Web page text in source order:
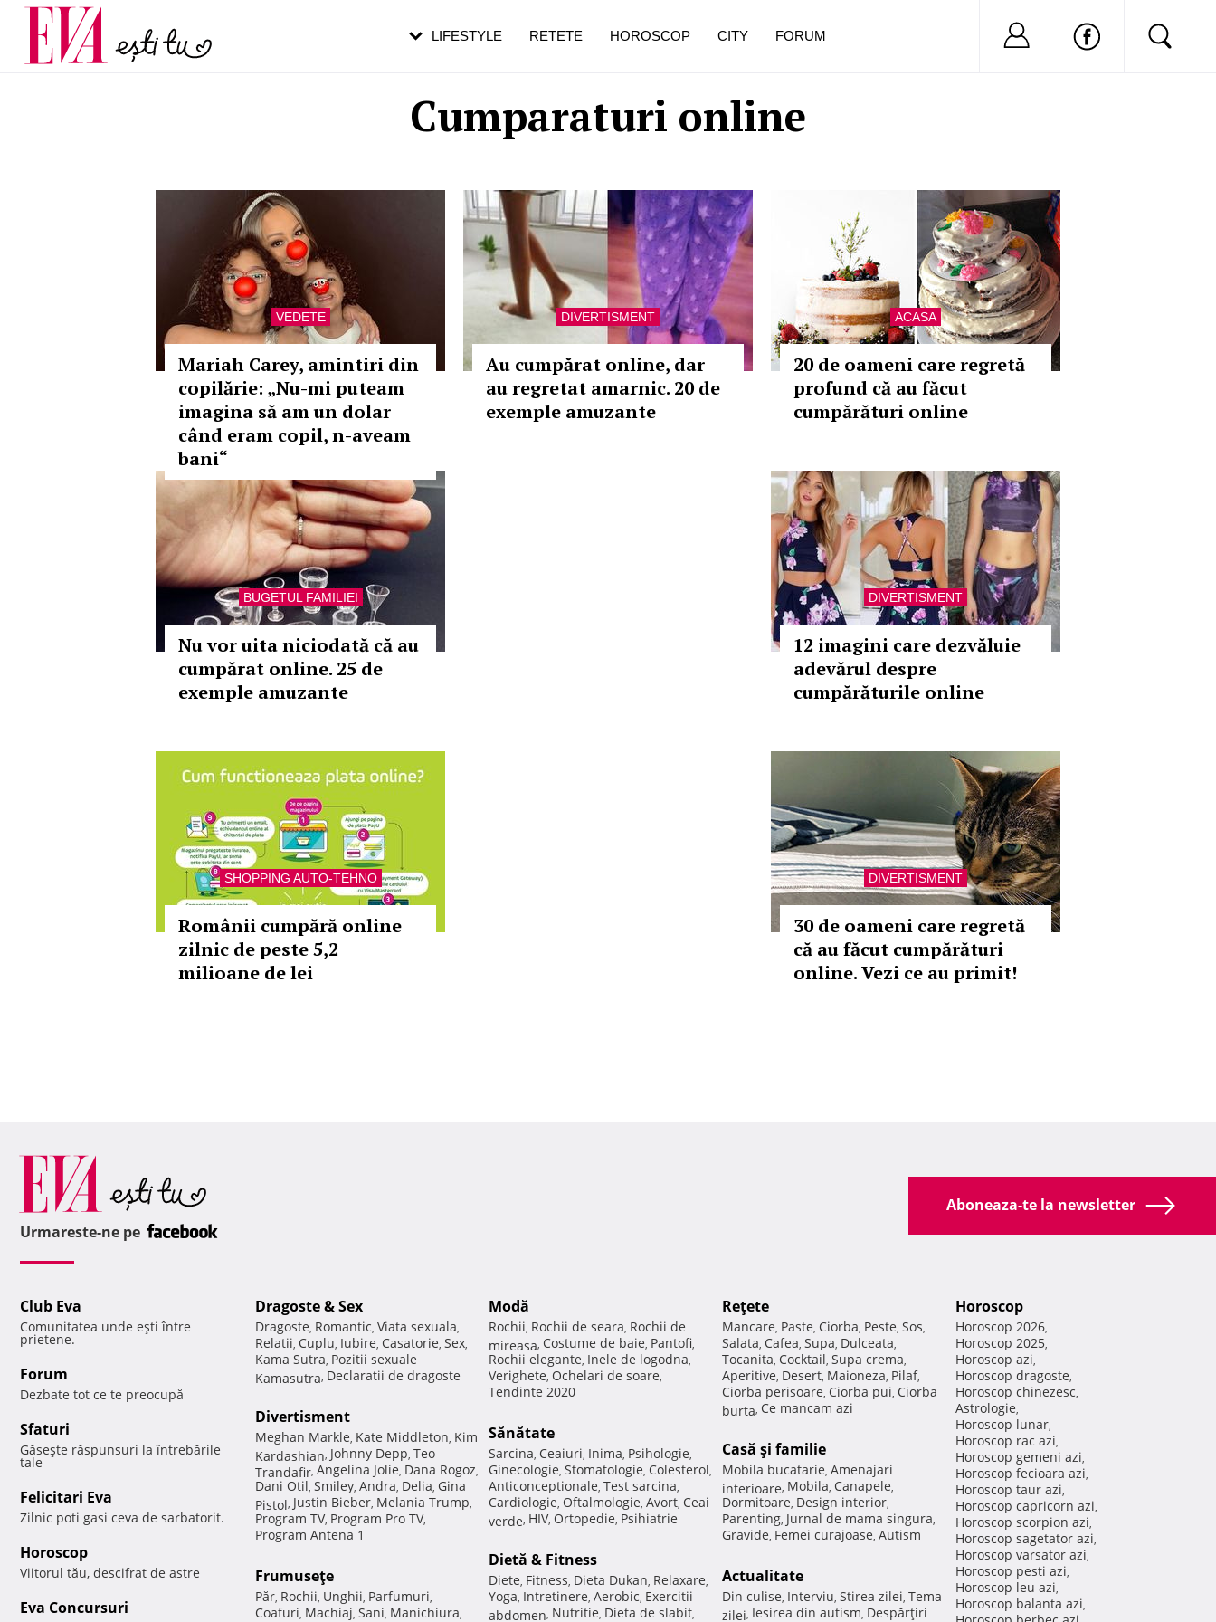
Cumparaturi online
VEDETE
Mariah Carey, amintiri din
copilărie: „Nu-mi puteam
imagina să am un dolar
când eram copil, n-aveam
bani“
DIVERTISMENT
Au cumpărat online, dar
au regretat amarnic. 20 de
exemple amuzante
ACASA
20 de oameni care regretă
profund că au făcut
cumpărături online
BUGETUL FAMILIEI
Nu vor uita niciodată că au
cumpărat online. 25 de
exemple amuzante
DIVERTISMENT
12 imagini care dezvăluie
adevărul despre
cumpărăturile online
SHOPPING AUTO-TEHNO
Românii cumpără online
zilnic de peste 5,2
milioane de lei
DIVERTISMENT
30 de oameni care regretă
că au făcut cumpărături
online. Vezi ce au primit!
LIFESTYLE RETETE HOROSCOP CITY FORUM Nu ai cont?
Carieră
Actualitate
pe măsură ce înaintezi în vârstă
de dureroasă este investigația
Aboneaza-te la newsletter
Urmareste-ne pe
Club Eva
Comunitatea unde eşti între
prietene.
Forum
Dezbate tot ce te preocupă
Sfaturi
Găseşte răspunsuri la întrebările
tale
Felicitari Eva
Zilnic poti gasi ceva de sarbatorit.
Horoscop
Viitorul tău, descifrat de astre
Eva Concursuri
Dragoste & Sex
Dragoste, Romantic, Viata sexuala,
Relatii, Cuplu, Iubire, Casatorie, Sex,
Kama Sutra, Pozitii sexuale
Kamasutra, Declaratii de dragoste
Divertisment
Meghan Markle, Kate Middleton, Kim
Kardashian, Johnny Depp, Teo
Trandafir, Angelina Jolie, Dana Rogoz,
Dani Otil, Smiley, Andra, Delia, Gina
Pistol, Justin Bieber, Melania Trump,
Program TV, Program Pro TV,
Program Antena 1
Frumuseţe
Păr, Rochii, Unghii, Parfumuri,
Coafuri, Machiaj, Sani, Manichiura,
Modă
Rochii, Rochii de seara, Rochii de
mireasa, Costume de baie, Pantofi,
Rochii elegante, Inele de logodna,
Verighete, Ochelari de soare,
Tendinte 2020
Sănătate
Sarcina, Ceaiuri, Inima, Psihologie,
Ginecologie, Stomatologie, Colesterol,
Anticonceptionale, Test sarcina,
Cardiologie, Oftalmologie, Avort, Ceai
verde, HIV, Ortopedie, Psihiatrie
Dietă & Fitness
Diete, Fitness, Dieta Dukan, Relaxare,
Yoga, Intretinere, Aerobic, Exercitii
abdomen, Nutritie, Dieta de slabit,
Reţete
Mancare, Paste, Ciorba, Peste, Sos,
Salata, Cafea, Supa, Dulceata,
Tocanita, Cocktail, Supa crema,
Aperitive, Desert, Maioneza, Pilaf,
Ciorba perisoare, Ciorba pui, Ciorba
burta, Ce mancam azi
Casă şi familie
Mobila bucatarie, Amenajari
interioare, Mobila, Canapele,
Dormitoare, Design interior,
Parenting, Jurnal de mama singura,
Gravide, Femei curajoase, Autism
Actualitate
Din culise, Interviu, Stirea zilei, Tema
zilei, Iesirea din autism, Despărţiri
Horoscop
Horoscop 2026,
Horoscop 2025,
Horoscop azi,
Horoscop dragoste,
Horoscop chinezesc,
Astrologie,
Horoscop lunar,
Horoscop rac azi,
Horoscop gemeni azi,
Horoscop fecioara azi,
Horoscop taur azi,
Horoscop capricorn azi,
Horoscop scorpion azi,
Horoscop sagetator azi,
Horoscop varsator azi,
Horoscop pesti azi,
Horoscop leu azi,
Horoscop balanta azi,